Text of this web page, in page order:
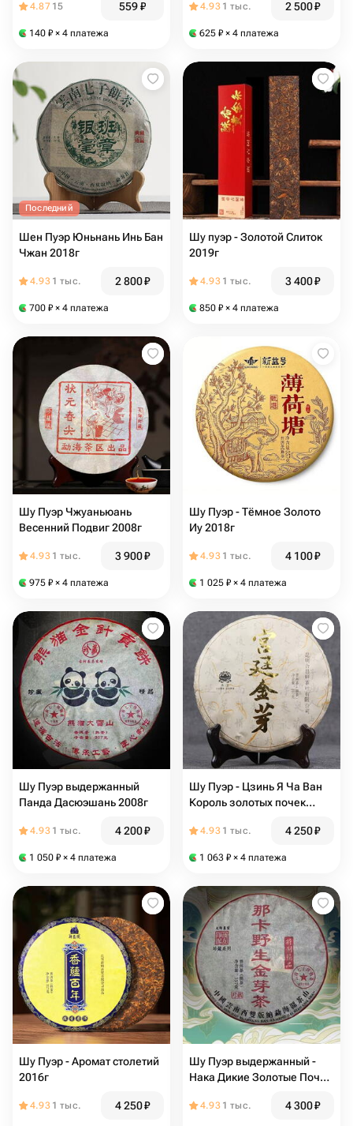
4.87 15 559₽
140 ₽ × 4 платежа
4.93 1 тыс. 2 500₽
625 ₽ × 4 платежа
Последний
Шен Пуэр Юньнань Инь Бан
Чжан 2018г
4.93 1 тыс. 2 800₽
700 ₽ × 4 платежа
Шу пуэр - Золотой Слиток
2019г
4.93 1 тыс. 3 400₽
850 ₽ × 4 платежа
Шу Пуэр Чжуаньюань
Весенний Подвиг 2008г
4.93 1 тыс. 3 900₽
975 ₽ × 4 платежа
Шу Пуэр - Тёмное Золото
Иу 2018г
4.93 1 тыс. 4 100₽
1 025 ₽ × 4 платежа
Шу Пуэр выдержанный
Панда Дасюэшань 2008г
4.93 1 тыс. 4 200₽
1 050 ₽ × 4 платежа
Шу Пуэр - Цзинь Я Ча Ван
Король золотых почек
4.93 1 тыс. 4 250₽
1 063 ₽ × 4 платежа
Шу Пуэр - Аромат столетий
2016г
4.93 1 тыс. 4 250₽
Шу Пуэр выдержанный -
Нака Дикие Золотые Почки
4.93 1 тыс. 4 300₽